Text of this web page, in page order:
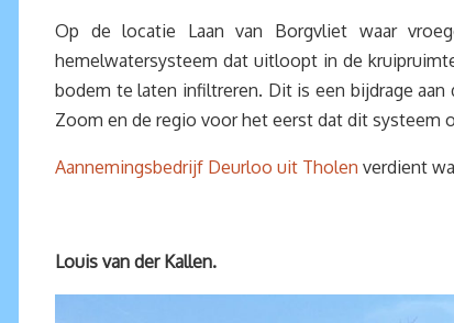
Op de locatie Laan van Borgvliet waar
hemelwatersysteem dat uitloopt in de
bodem te laten infiltreren. Dit is een bijdrage
Zoom en de regio voor het eerst dat dit systeem
Aannemingsbedrijf Deurloo uit Tholen verdient
Louis van der Kallen.